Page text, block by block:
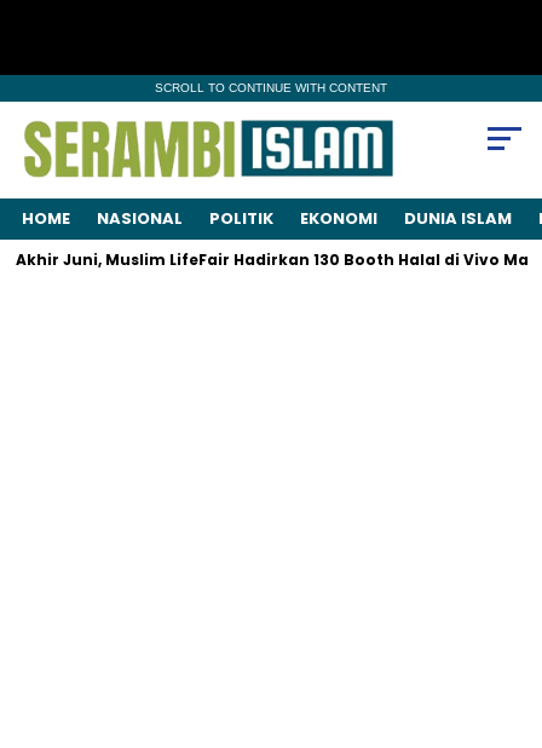
SCROLL TO CONTINUE WITH CONTENT
HOME NASIONAL POLITIK EKONOMI DUNIA ISLAM
Juni, Muslim LifeFair Hadirkan 130 Booth Halal di Vivo Mall